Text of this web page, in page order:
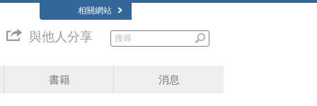
相關網站
與他人分享
書籍 消息